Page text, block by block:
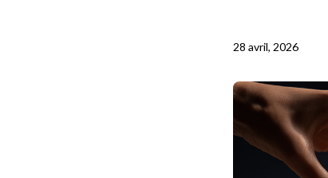
28 avril, 2026